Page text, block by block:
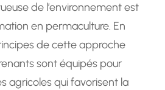
de l’environnement est
en permaculture. En
de cette approche
sont équipés pour
agricoles qui favorisent la